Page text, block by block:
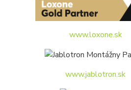
www.loxone.sk
www.jablotron.sk